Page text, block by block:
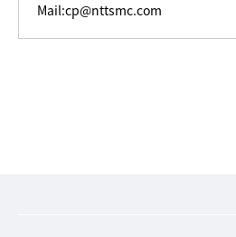
Mail:cp@nttsmc.com